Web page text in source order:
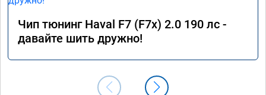
Чип тюнинг Haval F7 (F7x) 2.0 190 лс -
давайте шить дружно!